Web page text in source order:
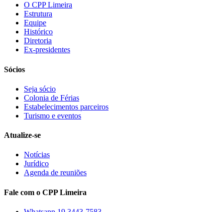
O CPP Limeira
Estrutura
Equipe
Histórico
Diretoria
Ex-presidentes
Sócios
Seja sócio
Colonia de Férias
Estabelecimentos parceiros
Turismo e eventos
Atualize-se
Notícias
Jurídico
Agenda de reuniões
Fale com o CPP Limeira